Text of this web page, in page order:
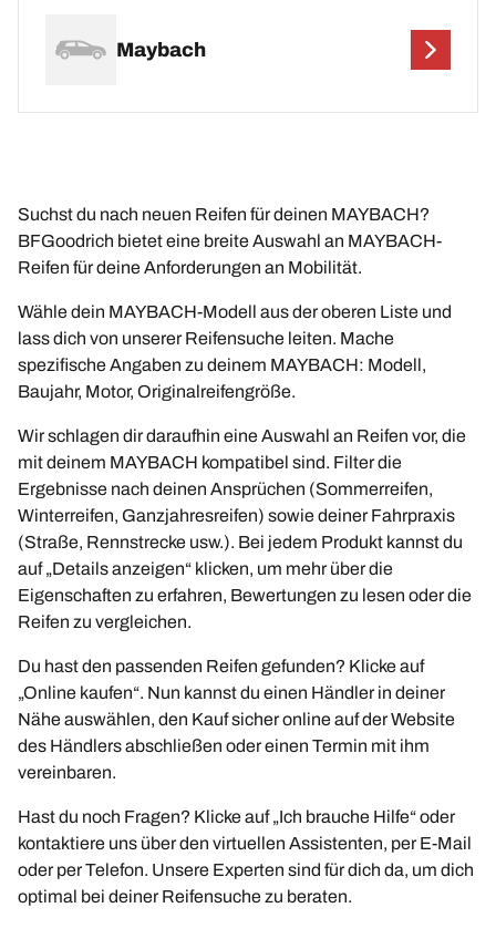
Maybach
Suchst du nach neuen Reifen für deinen MAYBACH?
BFGoodrich bietet eine breite Auswahl an MAYBACH-
Reifen für deine Anforderungen an Mobilität.
Wähle dein MAYBACH-Modell aus der oberen Liste und
lass dich von unserer Reifensuche leiten. Mache
spezifische Angaben zu deinem MAYBACH: Modell,
Baujahr, Motor, Originalreifengröße.
Wir schlagen dir daraufhin eine Auswahl an Reifen vor, die
mit deinem MAYBACH kompatibel sind. Filter die
Ergebnisse nach deinen Ansprüchen (Sommerreifen,
Winterreifen, Ganzjahresreifen) sowie deiner Fahrpraxis
(Straße, Rennstrecke usw.). Bei jedem Produkt kannst du
auf „Details anzeigen“ klicken, um mehr über die
Eigenschaften zu erfahren, Bewertungen zu lesen oder die
Reifen zu vergleichen.
Du hast den passenden Reifen gefunden? Klicke auf
„Online kaufen“. Nun kannst du einen Händler in deiner
Nähe auswählen, den Kauf sicher online auf der Website
des Händlers abschließen oder einen Termin mit ihm
vereinbaren.
Hast du noch Fragen? Klicke auf „Ich brauche Hilfe“ oder
kontaktiere uns über den virtuellen Assistenten, per E-Mail
oder per Telefon. Unsere Experten sind für dich da, um dich
optimal bei deiner Reifensuche zu beraten.